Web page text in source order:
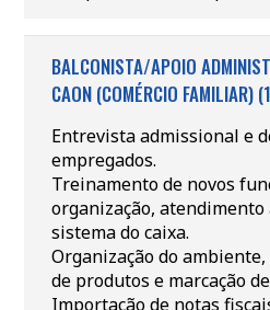
BALCONISTA/APOIO
CAON (COMÉRCIO
Entrevista admissional e
empregados.
Treinamento de novos
organização, atendimento
sistema do caixa.
Organização do
de produtos e marcação
Importação de notas